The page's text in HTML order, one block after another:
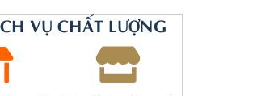
VỤ CHẤT LƯỢNG